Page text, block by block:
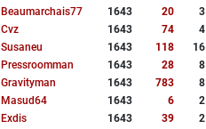
Beaumarchais77 1643 20
3
Cvz 1643 74
4
Susaneu 1643 118
16
Pressroomman 1643 28
8
Gravityman 1643 783
8
Masud64 1643 6
2
Exdis 1643 39
2